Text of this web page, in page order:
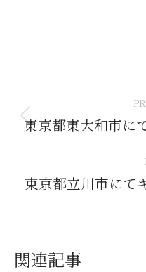
navigation
東京都東大和市に
東京都立川市にて
関連記事